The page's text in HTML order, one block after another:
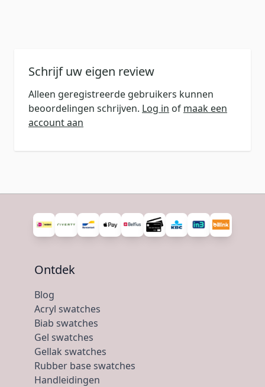
Schrijf uw eigen review
Alleen geregistreerde gebruikers kunnen
beoordelingen schrijven. Log in of maak een
account aan
Ontdek
Blog
Acryl swatches
Biab swatches
Gel swatches
Gellak swatches
Rubber base swatches
Handleidingen